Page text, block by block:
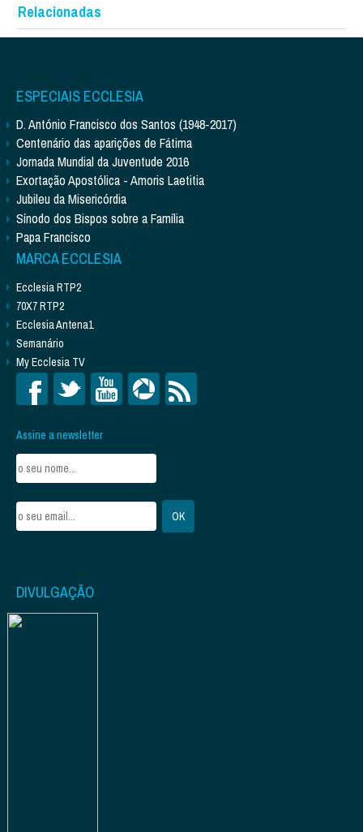
Relacionadas
ESPECIAIS ECCLESIA
D. António Francisco dos Santos (1948-2017)
Centenário das aparições de Fátima
Jornada Mundial da Juventude 2016
Exortação Apostólica - Amoris Laetitia
Jubileu da Misericórdia
Sínodo dos Bispos sobre a Família
Papa Francisco
MARCA ECCLESIA
Ecclesia RTP2
70X7 RTP2
Ecclesia Antena1
Semanário
My Ecclesia TV
Assine a newsletter
DIVULGAÇÃO